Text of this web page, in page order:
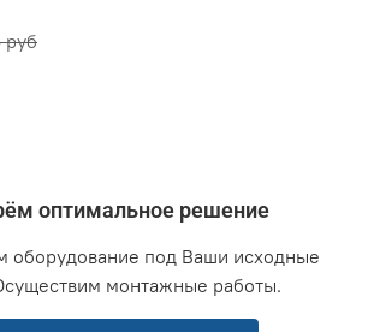
руб
оптимальное решение
оборудование под Ваши исходные
монтажные работы.